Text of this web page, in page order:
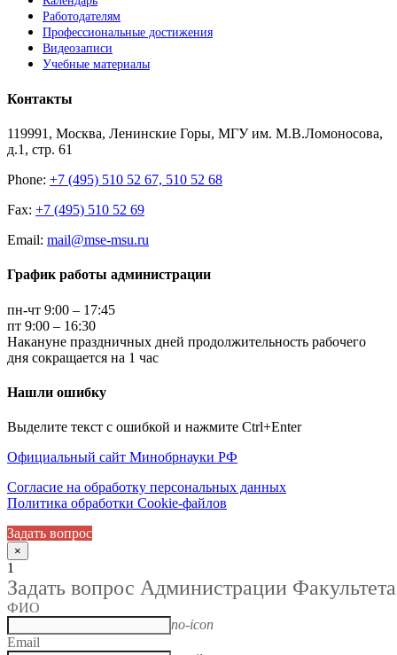
Работодателям
Профессиональные достижения
Видеозаписи
Учебные материалы
Контакты
119991, Москва, Ленинские Горы, МГУ им. М.В.Ломоносова,
д.1, стр. 61
Phone: +7 (495) 510 52 67, 510 52 68
Fax: +7 (495) 510 52 69
Email: mail@mse-msu.ru
График работы администрации
пн-чт 9:00 – 17:45
пт 9:00 – 16:30
Накануне праздничных дней продолжительность рабочего
дня сокращается на 1 час
Нашли ошибку
Выделите текст с ошибкой и нажмите Ctrl+Enter
Официальный сайт Минобрнауки РФ
Согласие на обработку персональных данных
Политика обработки Cookie-файлов
Задать вопрос
×
1
Задать вопрос Администрации Факультета
ФИО
no-icon
Email